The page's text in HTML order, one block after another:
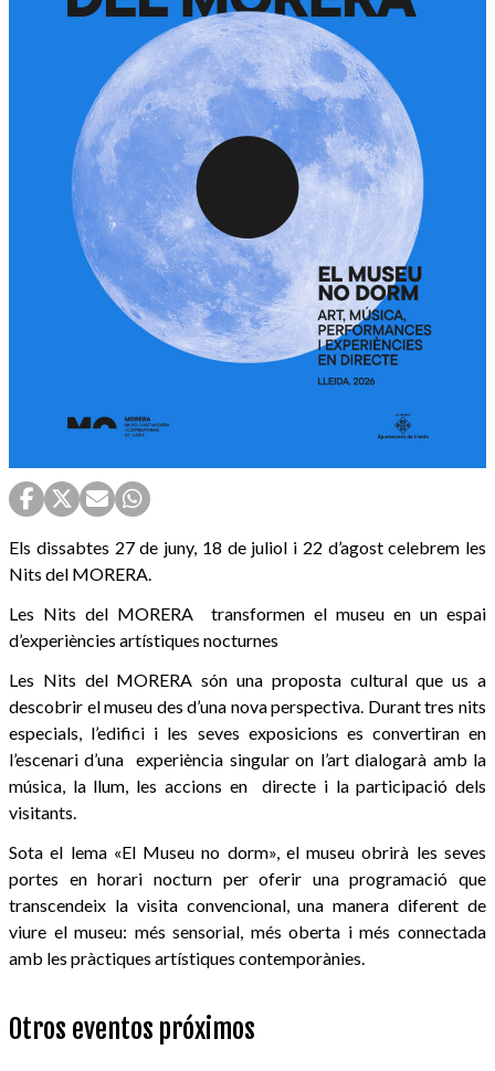
Els dissabtes 27 de juny, 18 de juliol i 22 d’agost celebrem les
Nits del MORERA.
Les Nits del MORERA transformen el museu en un espai
d’experiències artístiques nocturnes
Les Nits del MORERA són una proposta cultural que us a
descobrir el museu des d’una nova perspectiva. Durant tres nits
especials, l’edifici i les seves exposicions es convertiran en
l’escenari d’una experiència singular on l’art dialogarà amb la
música, la llum, les accions en directe i la participació dels
visitants.
Sota el lema «El Museu no dorm», el museu obrirà les seves
portes en horari nocturn per oferir una programació que
transcendeix la visita convencional, una manera diferent de
viure el museu: més sensorial, més oberta i més connectada
amb les pràctiques artístiques contemporànies.
Otros eventos próximos